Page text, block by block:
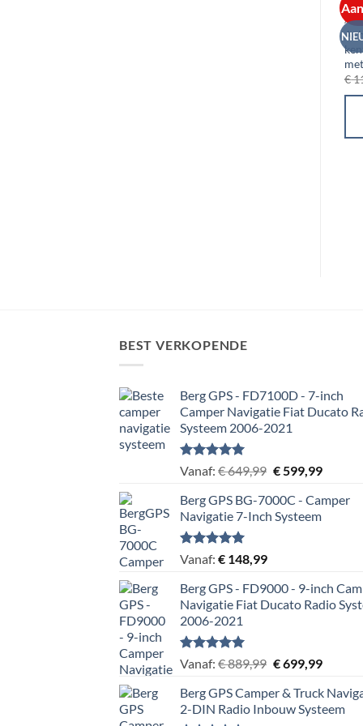
€
BEST VERKOPENDE
Berg GPS - FD7100D - 7-inch
Camper Navigatie Fiat Ducato
Systeem 2006-2021
Gewaardeerd
Vanaf: €649,99 Oorspronkelijke
was:
€ 649,99.
€599,99
is:
€
Berg GPS BG-7000C - Camper
Navigatie 7-Inch Systeem
Gewaardeerd
Vanaf: € 148,99
Berg GPS - FD9000 - 9-inch
Navigatie Fiat Ducato Radio
2006-2021
Gewaardeerd
Vanaf: €889,99 Oorspronkelijke
was:
€ 889,99.
€699,99
is:
€
Berg GPS Camper & Truck
2-DIN Radio Inbouw Systeem